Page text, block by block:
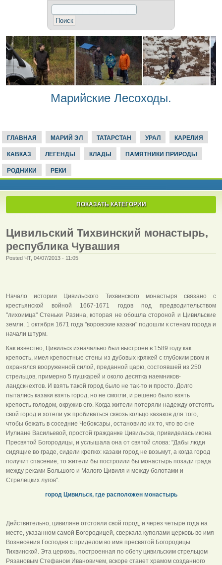
Марийские Лесоходы.
ГЛАВНАЯ МАРИЙ ЭЛ ТАТАРСТАН УРАЛ КАРЕЛИЯ
КАВКАЗ ЛЕГЕНДЫ КЛАДЫ ПАМЯТНИКИ ПРИРОДЫ
РОДНИКИ РЕКИ
ПОКАЗАТЬ КАТЕГОРИИ
Цивильский Тихвинский монастырь,
республика Чувашия
Posted ЧТ, 04/07/2013 - 11:05
Начало истории Цивильского Тихвинского монастыря связано с
крестьянской войной 1667-1671 годов под предводительством
"лихоимца" Стеньки Разина, которая не обошла стороной и Цивильские
земли. 1 октября 1671 года "воровские казаки" подошли к стенам города и
начали штурм.
Как известно, Цивильск изначально был выстроен в 1589 году как
крепость, имел крепостные стены из дубовых кряжей с глубоким рвом и
охранялся вооруженной силой, преданной царю, состоявшей из 250
стрельцов, примерно 5 пушкарей и около десятка наемников-
ландскнехтов. И взять такой город было не так-то и просто. Долго
пытались казаки взять город, но не смогли, и решено было взять
крепость голодом, окружив его. Когда жители потеряли надежду отстоять
свой город и хотели уж пробиваться сквозь кольцо казаков для того,
чтобы бежать в соседние Чебоксары, остановило их то, что во сне
Иулиане Васильевой, простой гражданке Цивильска, привиделась икона
Пресвятой Богородицы, и услышала она от святой слова: "Дабы люди
сидящие во граде, сидели крепко: казаки город не возьмут, а когда город
получит спасение, то жители бы построили бы монастырь позади града
между реками Большого и Малого Цивиля и между болотами и
Стрелецких лугов".
город Цивильск, где расположен монастырь
Действительно, цивиляне отстояли свой город, и через четыре года на
месте, указанном самой Богородицей, сверкала куполами церковь во имя
Вознесения Господня с приделом во имя пресвятой Богородицы
Тихвинской. Эта церковь, построенная по обету цивильским стрельцом
Рязановым Стефаном Ивановичем, вскоре станет храмом созданного